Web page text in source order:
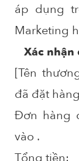
áp dụng
Marketing
Xác
[Tên
đã đặt
Đơn hàng
vào .
Tổng tiền: